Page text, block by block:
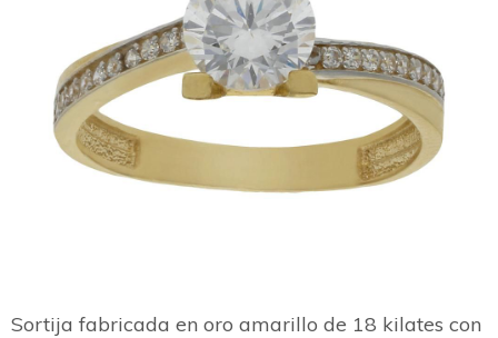
Sortija fabricada en oro amarillo de 18 kilates con